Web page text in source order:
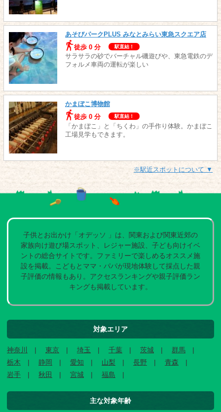
あそびパークPLUS みなとみらい東急スクエア店
徒歩 0 分
駅直結！
サラサラの砂でバーチャル磯遊びや、東急電鉄のデ
フォルメ車両の運転が楽しい
かまぼこ博物館
徒歩 0 分
駅直結！
「かまぼこ」と「ちくわ」の手作り体験。かまぼこ
工場見学もできます。
※駅近スポットについて ▼
子供とお出かけ「オデッソ 」は、関東および関東近郊の
家族向け遊び場スポット、レジャー施設、子ども向けイベ
ントの総合サイトです。ファミリーで楽しめるオススメ施
設を掲載。こどもとママ・パパが現地体験して採点した親
子評価の情報もあり。アクセスランキングや親子評価ラン
キングも掲載しています。
対象エリア
神奈川 東京 埼玉 千葉 茨城
群馬
栃木
静岡 愛知 山梨 長野
青森
岩手
秋田 宮城 福島
主な対象年齢